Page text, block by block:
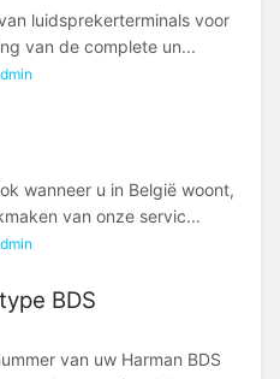
luidsprekerterminals voor
van de complete un...
wanneer u in België woont,
van onze servic...
BDS
van uw Harman BDS